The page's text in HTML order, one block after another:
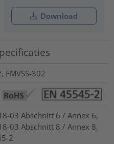
Download
FMVSS-302
03 Abschnitt 6 / Annex 6,
03 Abschnitt 8 / Annex 8,
2